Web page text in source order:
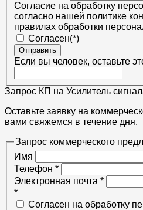
Согласие на обработку
согласно нашей политике
правилах обработки
Согласен(*)
Отправить
Если вы человек, оставьте
Запрос КП на Усилитель
Оставьте заявку на
вами свяжемся в течение дня.
Запрос коммерческого
Имя
Телефон *
Электронная почта *
*
Согласен на обработку